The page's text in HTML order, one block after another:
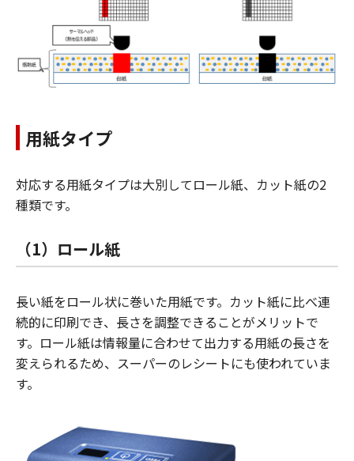
用紙タイプ
対応する用紙タイプは大別してロール紙、カット紙の2
種類です。
（1）ロール紙
長い紙をロール状に巻いた用紙です。カット紙に比べ連
続的に印刷でき、長さを調整できることがメリットで
す。ロール紙は情報量に合わせて出力する用紙の長さを
変えられるため、スーパーのレシートにも使われていま
す。